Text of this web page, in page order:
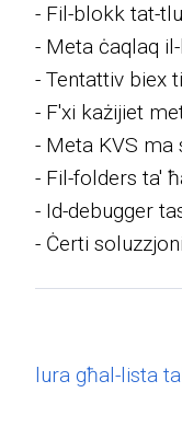
- Fil-blokk tat-
- Meta ċaqlaq
- Tentattiv biex
- F'xi każijiet
- Meta KVS ma
- Fil-folders ta'
- Id-debugger
- Ċerti
lura għal-lista